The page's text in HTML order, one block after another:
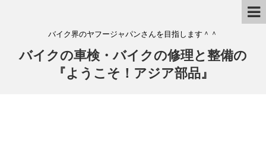
バイク界のヤフージャパンさんを目指します＾＾
バイクの車検・バイクの修理と整備の
『ようこそ！アジア部品』